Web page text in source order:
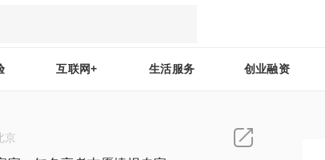
互联网+ 生活服务 创业融资
京